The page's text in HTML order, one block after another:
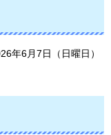
年6月7日（日曜日）